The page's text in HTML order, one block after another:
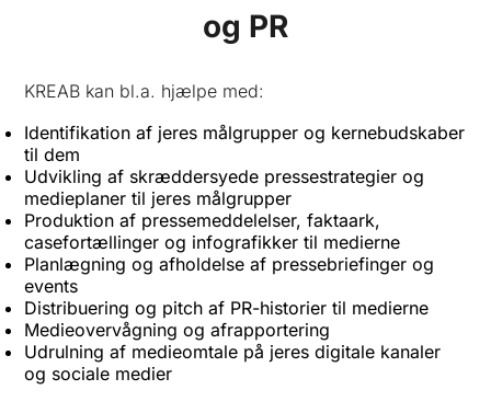
og PR
KREAB kan bl.a. hjælpe med:
Identifikation af jeres målgrupper og kernebudskaber
til dem
Udvikling af skræddersyede pressestrategier og
medieplaner til jeres målgrupper
Produktion af pressemeddelelser, faktaark,
casefortællinger og infografikker til medierne
Planlægning og afholdelse af pressebriefinger og
events
Distribuering og pitch af PR-historier til medierne
Medieovervågning og afrapportering
Udrulning af medieomtale på jeres digitale kanaler
og sociale medier